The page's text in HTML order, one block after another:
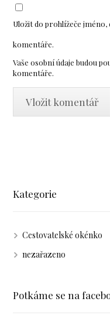
Uložit do prohlížeče
komentáře.
Vaše osobní údaje budou
komentáře.
Kategorie
Cestovatelské okénko
nezařazeno
Potkáme se na